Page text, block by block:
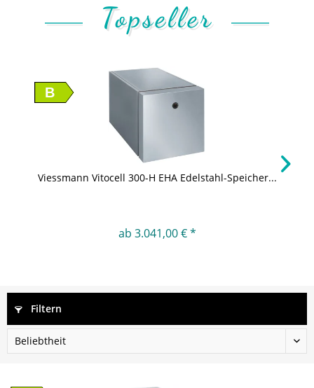
Topseller
B
Viessmann Vitocell 300-H EHA Edelstahl-Speicher...
ab 3.041,00 € *
Filtern